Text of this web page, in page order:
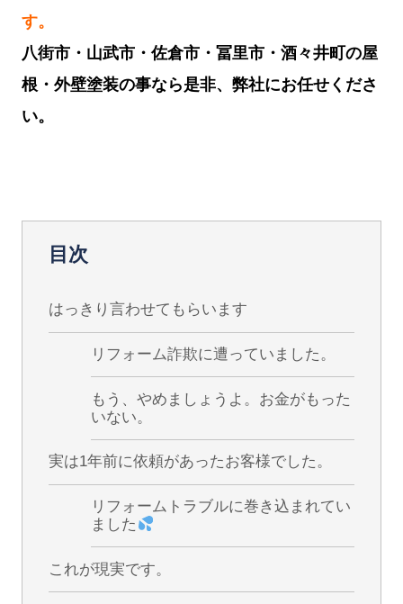
す。
八街市・山武市・佐倉市・冨里市・酒々井町の屋
根・外壁塗装の事なら是非、弊社にお任せくださ
い。
目次
はっきり言わせてもらいます
リフォーム詐欺に遭っていました。
もう、やめましょうよ。お金がもった
いない。
実は1年前に依頼があったお客様でした。
リフォームトラブルに巻き込まれてい
ました
これが現実です。